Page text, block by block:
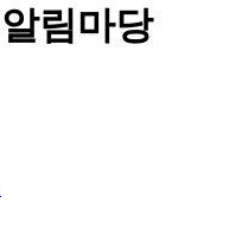
알림마당